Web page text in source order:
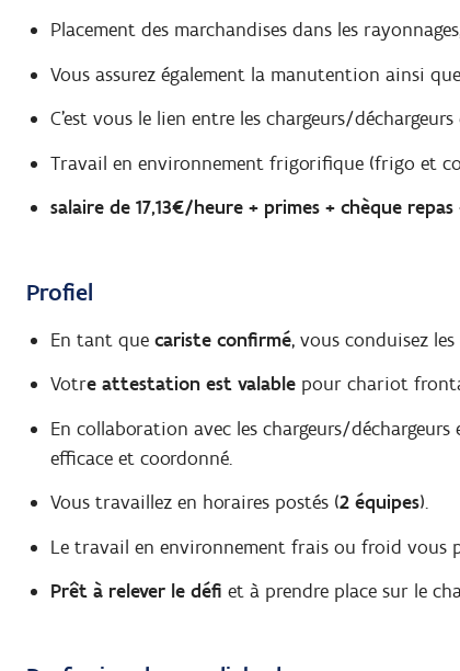
Placement des marchandises dans les
Vous assurez également la manutention ainsi
C'est vous le lien entre les chargeurs/
Travail en environnement frigorifique (frigo et
salaire de 17,13€/heure + primes + chèque
Profiel
En tant que cariste confirmé, vous conduisez
Votre attestation est valablepour chariot
En collaboration avec les chargeurs/
efficace et coordonné.
Vous travaillez en horaires postés (2 équipes).
Le travail en environnement frais ou froid vous
Prêt à relever le défi et à prendre place sur le